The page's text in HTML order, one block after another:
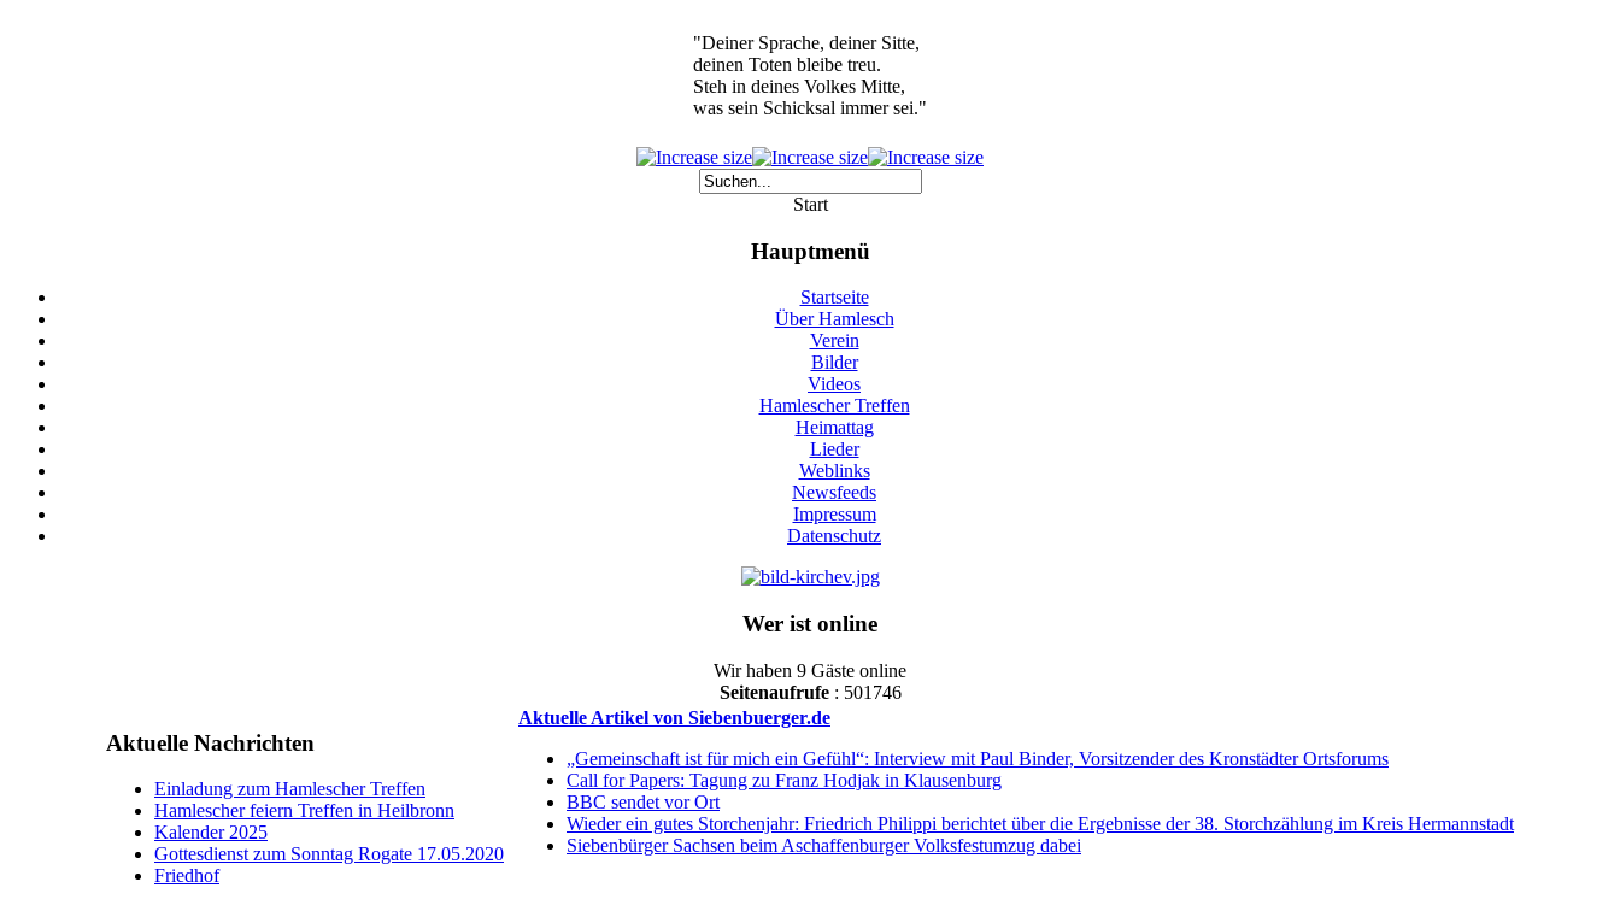
"Deiner Sprache, deiner Sitte,
deinen Toten bleibe treu.
Steh in deines Volkes Mitte,
was sein Schicksal immer sei."
Start
Hauptmenü
Startseite
Über Hamlesch
Verein
Bilder
Videos
Hamlescher Treffen
Heimattag
Lieder
Weblinks
Newsfeeds
Impressum
Datenschutz
Wer ist online
Wir haben 9 Gäste online
Seitenaufrufe: 501746
Aktuelle Nachrichten
Einladung zum Hamlescher Treffen
Hamlescher feiern Treffen in Heilbronn
Kalender 2025
Gottesdienst zum Sonntag Rogate 17.05.2020
Friedhof
Aktuelle Artikel von Siebenbuerger.de
„Gemeinschaft ist für mich ein Gefühl“: Interview mit Paul Binder, Vorsitzender des Kronstädter Ortsforums
Call for Papers: Tagung zu Franz Hodjak in Klausenburg
BBC sendet vor Ort
Wieder ein gutes Storchenjahr: Friedrich Philippi berichtet über die Ergebnisse der 38. Storchzählung im Kreis Hermannstadt
Siebenbürger Sachsen beim Aschaffenburger Volksfestumzug dabei